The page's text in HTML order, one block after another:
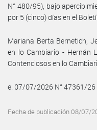
N° 480/95), bajo
por 5 (cinco) días en el
Mariana Berta Bernetich,
en lo Cambiario - Hernán
Contenciosos en lo
e. 07/07/2026 N° 47361/
Fecha de publicación 08/07/